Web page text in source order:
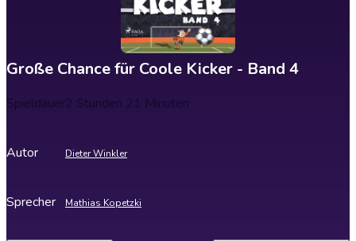
Große Chance für Coole Kicker - Band 4
Spieldauer2 Stunden 21 Minuten
Autor Dieter Winkler
Sprecher Mathias Kopetzki